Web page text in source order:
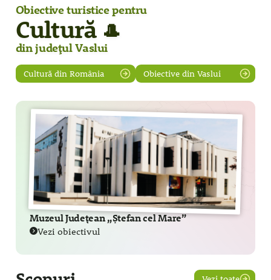
Obiective turistice pentru
Cultură 🎩
din județul Vaslui
Cultură din România Obiective din Vaslui
Muzeul Județean „Ștefan cel Mare”
Vezi obiectivul